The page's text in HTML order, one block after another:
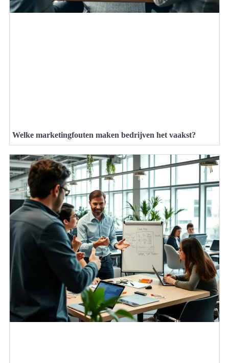
Welke marketingfouten maken bedrijven het vaakst?